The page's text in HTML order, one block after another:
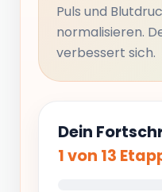
Puls und
normalisieren.
verbessert sich.
Dein
1 von 13